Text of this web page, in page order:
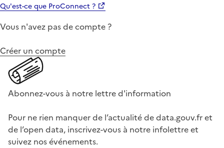
Qu'est-ce que ProConnect ?
Vous n'avez pas de compte ?
Créer un compte
Abonnez-vous à notre lettre d'information
Pour ne rien manquer de l’actualité de data.gouv.fr et
de l’open data, inscrivez-vous à notre infolettre et
suivez nos événements.